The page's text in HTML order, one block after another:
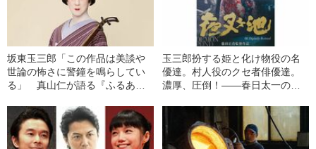
坂東玉三郎「この作品は美談や
世論の怖さに警鐘を鳴らしてい
る」 真山仁が語る『ふるあめ
が愛してやまない理由
玉三郎扮する姫と化け物役の名
優達。村人役のクセ者俳優達。
濃厚、圧倒！――春日太一の木